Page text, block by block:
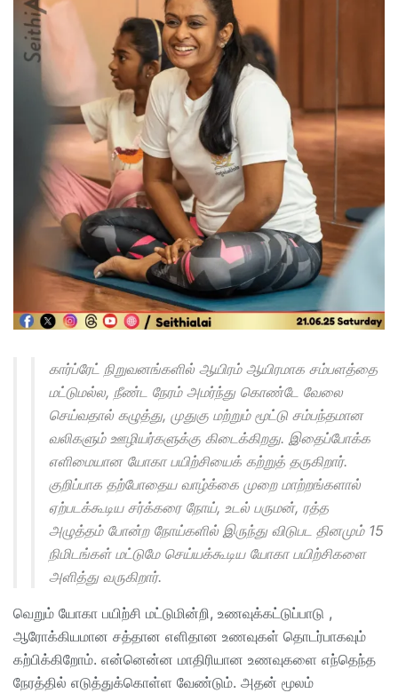
கார்ப்ரேட் நிறுவனங்களில் ஆயிரம் ஆயிரமாக சம்பளத்தை
மட்டுமல்ல, நீண்ட நேரம் அமர்ந்து கொண்டே வேலை
செய்வதால் கழுத்து, முதுகு மற்றும் மூட்டு சம்பந்தமான
வலிகளும் ஊழியர்களுக்கு கிடைக்கிறது. இதைப்போக்க
எளிமையான யோகா பயிற்சியைக் கற்றுத் தருகிறார்.
குறிப்பாக தற்போதைய வாழ்க்கை முறை மாற்றங்களால்
ஏற்படக்கூடிய சர்க்கரை நோய், உடல் பருமன், ரத்த
அழுத்தம் போன்ற நோய்களில் இருந்து விடுபட தினமும் 15
நிமிடங்கள் மட்டுமே செய்யக்கூடிய யோகா பயிற்சிகளை
அளித்து வருகிறார்.
வெறும் யோகா பயிற்சி மட்டுமின்றி, உணவுக்கட்டுப்பாடு ,
ஆரோக்கியமான சத்தான எளிதான உணவுகள் தொடர்பாகவும்
கற்பிக்கிறோம். என்னென்ன மாதிரியான உணவுகளை எந்தெந்த
நேரத்தில் எடுத்துக்கொள்ள வேண்டும். அதன் மூலம்